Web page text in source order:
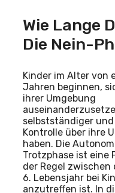
Wie Lange
Die Nein-
Kinder im Alter von
Jahren beginnen,
ihrer Umgebung
selbstständiger
Kontrolle über ihre
haben. Die
Trotzphase ist eine
der Regel zwischen
6. Lebensjahr bei
anzutreffen ist. In